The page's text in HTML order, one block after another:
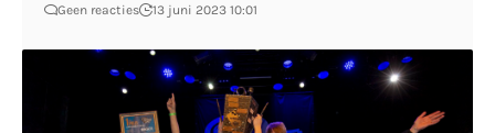
Geen reacties 13 juni 2023 10:01